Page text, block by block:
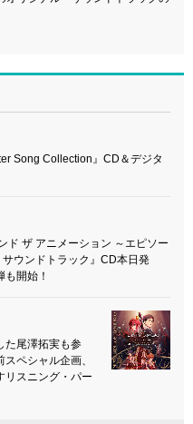
Song Collection』CD＆デジタ
ド ザ アニメーション ～エピソー
ウンドトラック』CD本日発
開始！
た尾澤拓実も参
ペシャル企画、
リスニング・パー